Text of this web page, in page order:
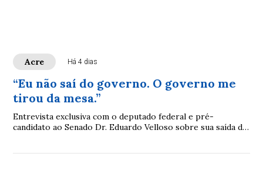
Acre Há 4 dias
“Eu não saí do governo. O governo me
tirou da mesa.”
Entrevista exclusiva com o deputado federal e pré-
candidato ao Senado Dr. Eduardo Velloso sobre sua saída da